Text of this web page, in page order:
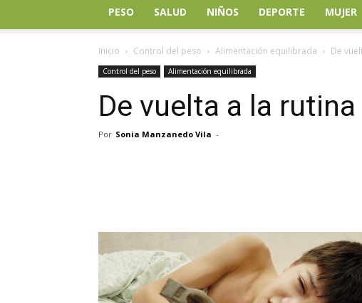
PESO SALUD NIÑOS DEPORTE MUJER
Inicio Control del peso Alimentación equilibrada De
Control del peso Alimentación equilibrada
De vuelta a la rutina
Por Sonia Manzanedo Vila -